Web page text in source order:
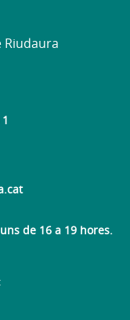
de 16 a 19 hores.